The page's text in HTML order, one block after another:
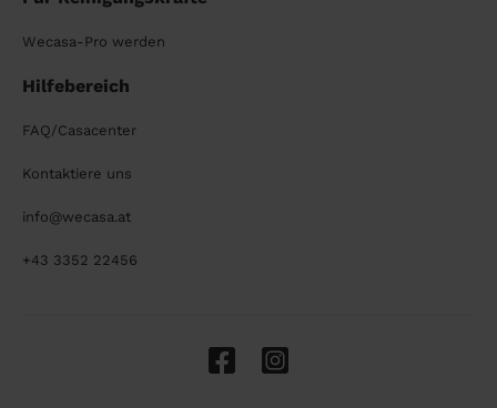
Wecasa-Pro werden
Hilfebereich
FAQ/Casacenter
Kontaktiere uns
info@wecasa.at
+43 3352 22456